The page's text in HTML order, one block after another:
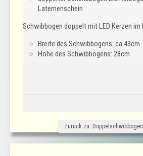
Laternenschein
Schwibbogen doppelt mit LED Kerzen im
Breite des Schwibbogens: ca.43cm
Höhe des Schwibbogens: 28cm
Zurück zu: